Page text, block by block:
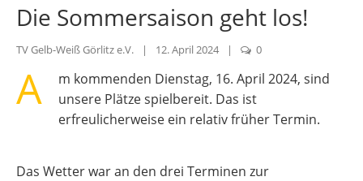
Die Sommersaison geht los!
TV Gelb-Weiß Görlitz e.V. | 12. April 2024 | 0
A
m kommenden Dienstag, 16. April 2024, sind
unsere Plätze spielbereit. Das ist
erfreulicherweise ein relativ früher Termin.
Das Wetter war an den drei Terminen zur